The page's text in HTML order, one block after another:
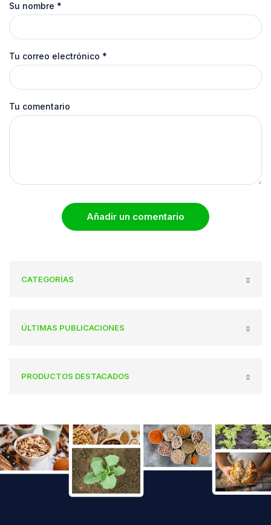
Su nombre *
Tu correo electrónico *
Tu comentario
Añadir un comentario
CATEGORÍAS
ÚLTIMAS PUBLICACIONES
PRODUCTOS DESTACADOS